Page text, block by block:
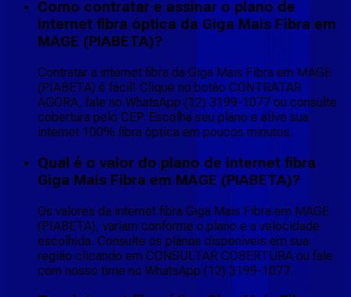
Como contratar e assinar o plano de
internet fibra óptica da Giga Mais Fibra em
MAGE (PIABETA)?
Contratar a internet fibra da Giga Mais Fibra em MAGE
(PIABETA) é fácil! Clique no botão CONTRATAR
AGORA, fale no WhatsApp (12) 3199-1077 ou consulte
cobertura pelo CEP. Escolha seu plano e ative sua
internet 100% fibra óptica em poucos minutos.
Qual é o valor do plano de internet fibra
Giga Mais Fibra em MAGE (PIABETA)?
Os valores da internet fibra Giga Mais Fibra em MAGE
(PIABETA), variam conforme o plano e a velocidade
escolhida. Consulte os planos disponíveis em sua
região clicando em CONSULTAR COBERTURA ou fale
com nosso time no WhatsApp (12) 3199-1077.